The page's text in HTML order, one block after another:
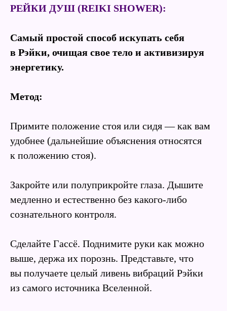
РЕЙКИ ДУШ (REIKI SHOWER):
Самый простой способ искупать себя
в Рэйки, очищая свое тело и активизируя
энергетику.
Метод:
Примите положение стоя или сидя — как вам
удобнее (дальнейшие объяснения относятся
к положению стоя).
Закройте или полуприкройте глаза. Дышите
медленно и естественно без какого-либо
сознательного контроля.
Сделайте Гассё. Поднимите руки как можно
выше, держа их порознь. Представьте, что
вы получаете целый ливень вибраций Рэйки
из самого источника Вселенной.